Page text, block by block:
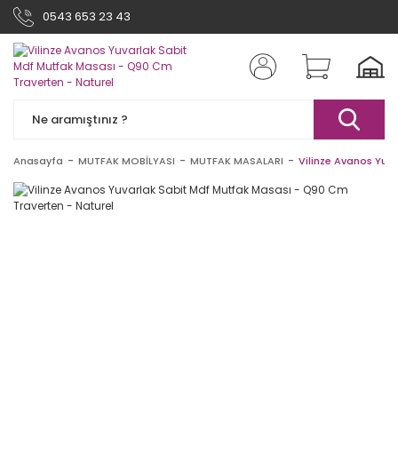
0543 653 23 43
Anasayfa MUTFAK MOBİLYASI MUTFAK MASALARI Vilinze Avanos